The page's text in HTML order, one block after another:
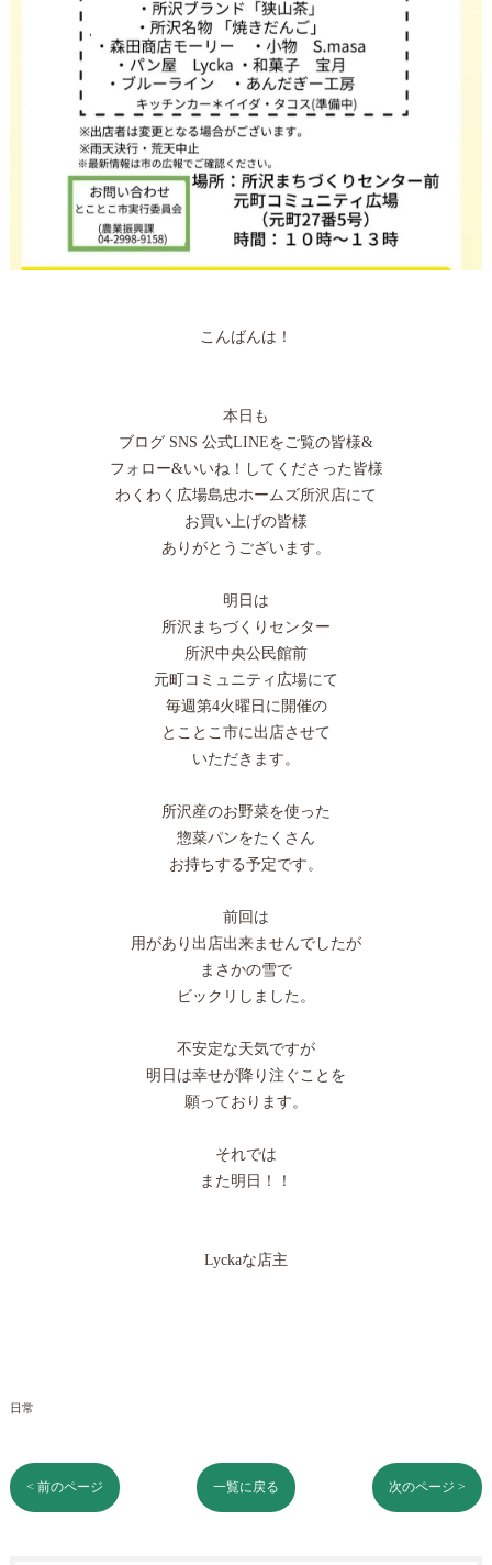
こんばんは！
本日も
ブログ SNS 公式LINEをご覧の皆様&
フォロー&いいね！してくださった皆様
わくわく広場島忠ホームズ所沢店にて
お買い上げの皆様
ありがとうございます。
明日は
所沢まちづくりセンター
所沢中央公民館前
元町コミュニティ広場にて
毎週第4火曜日に開催の
とことこ市に出店させて
いただきます。
所沢産のお野菜を使った
惣菜パンをたくさん
お持ちする予定です。
前回は
用があり出店出来ませんでしたが
まさかの雪で
ビックリしました。
不安定な天気ですが
明日は幸せが降り注ぐことを
願っております。
それでは
また明日！！
Lyckaな店主
日常
< 前のページ 一覧に戻る 次のページ >